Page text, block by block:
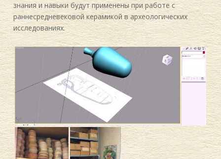
знания и навыки будут применены при работе с
раннесредневековой керамикой в археологических
исследованиях.